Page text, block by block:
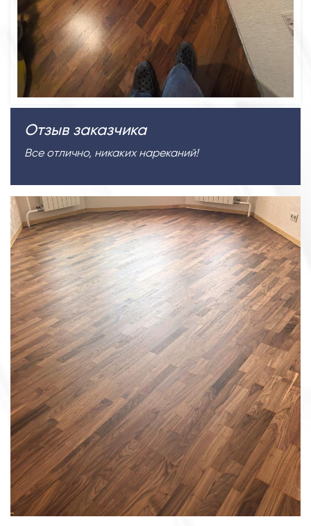
Отзыв заказчика
Все отлично, никаких нареканий!